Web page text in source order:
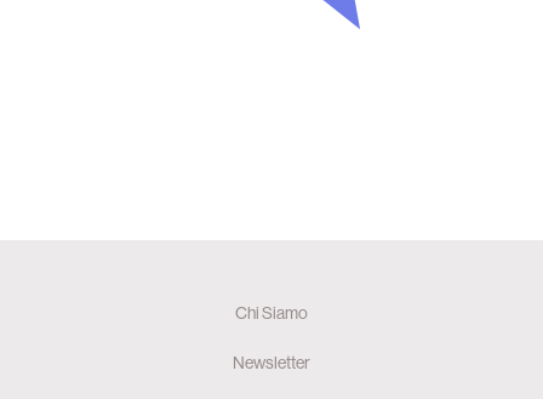
Chi Siamo
Newsletter